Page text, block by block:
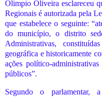
Olimpio Oliveira esclareceu
Regionais é autorizada pela
que estabelece o seguinte:
do município, o distrito
Administrativas,
geográfica e historicamente
ações político-
públicos”.
Segundo o parlamentar,